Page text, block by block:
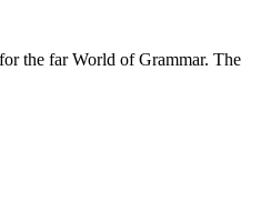
the far World of Grammar. The